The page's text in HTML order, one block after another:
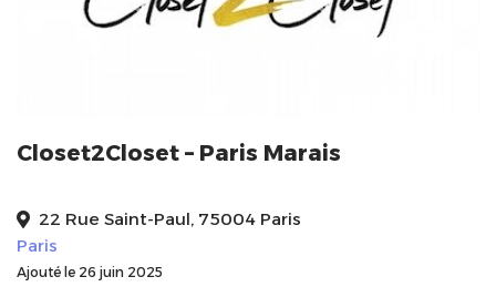
Closet2Closet – Paris Marais
22 Rue Saint-Paul, 75004 Paris
Paris
Ajouté le 26 juin 2025